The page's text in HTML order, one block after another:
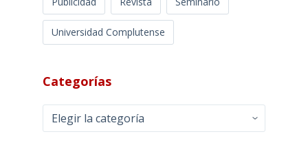
Universidad Complutense
Categorías
Categorías